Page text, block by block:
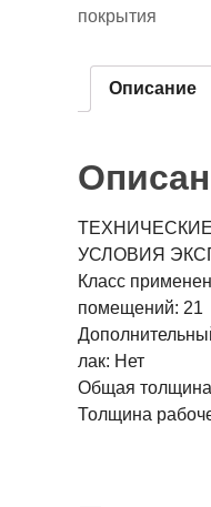
покрытия
Описание
УСЛОВИЯ
Класс
помещений: 21
лак: Нет
Общая
Толщина